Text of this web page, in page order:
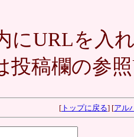
にURLを入
投稿欄の参
[ トップに戻る] [アル